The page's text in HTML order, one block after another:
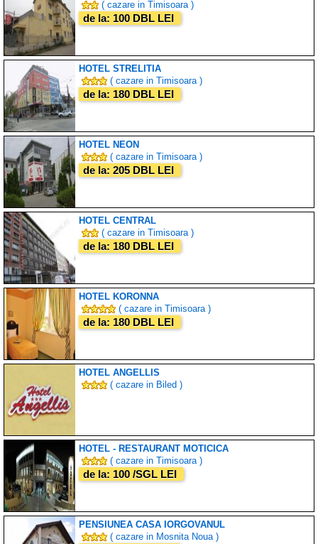
( cazare in Timisoara )
de la: 100 DBL LEI
HOTEL STRELITIA
( cazare in Timisoara )
de la: 180 DBL LEI
HOTEL NEON
( cazare in Timisoara )
de la: 205 DBL LEI
HOTEL CENTRAL
( cazare in Timisoara )
de la: 180 DBL LEI
HOTEL KORONNA
( cazare in Timisoara )
de la: 180 DBL LEI
HOTEL ANGELLIS
( cazare in Biled )
HOTEL - RESTAURANT MOTICICA
( cazare in Timisoara )
de la: 100 /SGL LEI
PENSIUNEA CASA IORGOVANUL
( cazare in Mosnita Noua )